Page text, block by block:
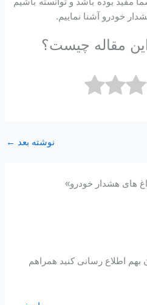
خودرو آشنا نماییم.
مقاله چیست؟
نوشته بعد ←
بهم اطلاع رسانی کنید همراهم